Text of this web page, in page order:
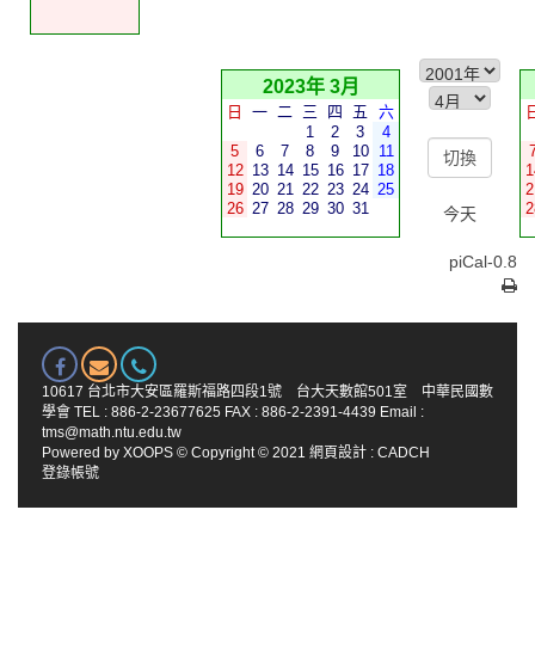
2023年 3月
日 一 二 三 四 五
六
1
2 3
4
5
6 7 8 9 10
11
12 13 14 15 16 17 18
19 20 21 22 23 24 25
26 27 28 29 30 31 今天
piCal-0.8
10617 台北市大安區羅斯福路四段1號 台大天數館501室 中華民國數
學會 TEL : 886-2-23677625 FAX : 886-2-2391-4439 Email :
tms@math.ntu.edu.tw
Powered by XOOPS © Copyright © 2021 網頁設計 : CADCH
登錄帳號